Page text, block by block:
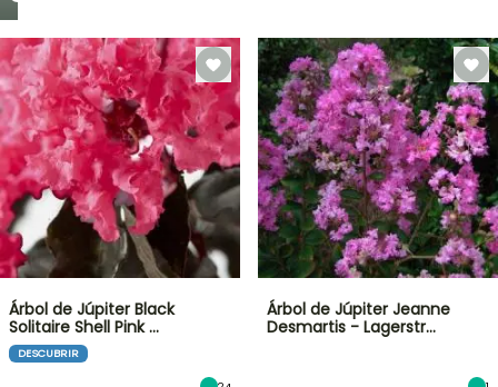
Árbol de Júpiter Black
Solitaire Shell Pink …
DESCUBRIR
Árbol de Júpiter Jeanne
Desmartis - Lagerstr…